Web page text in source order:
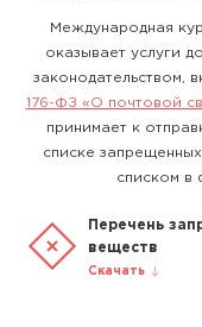
Международная
оказывает услуги
законодательством,
176-ФЗ «О почтовой
принимает к
списке
списком в
Перечень
веществ
Скачать